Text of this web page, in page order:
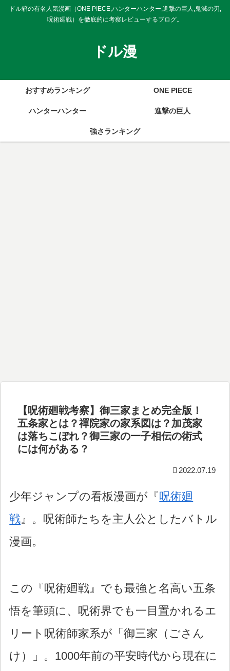
ドル箱の有名人気漫画（ONE PIECE,ハンターハンター,進撃の巨人,鬼滅の刃,
呪術廻戦）を徹底的に考察レビューするブログ。
ドル漫
おすすめランキング ONE PIECE
ハンターハンター 進撃の巨人
強さランキング
【呪術廻戦考察】御三家まとめ完全版！
五条家とは？禪院家の家系図は？加茂家
は落ちこぼれ？御三家の一子相伝の術式
には何がある？
2022.07.19
少年ジャンプの看板漫画が『呪術廻
戦』。呪術師たちを主人公としたバトル
漫画。
この『呪術廻戦』でも最強と名高い五条
悟を筆頭に、呪術界でも一目置かれるエ
リート呪術師家系が「御三家（ごさん
け）」。1000年前の平安時代から現在に